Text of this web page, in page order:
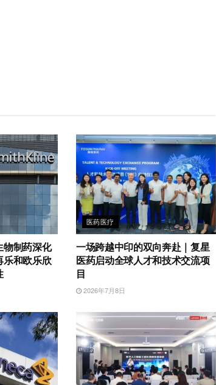
物制药深化
乐和欧乐欣
医药医疗
一场跨越中印的双向奔赴｜复星
医药启动全球人才和技术交流项
目
2026年7月8日